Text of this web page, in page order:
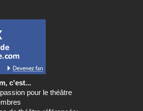
c'est...
pour le théâtre